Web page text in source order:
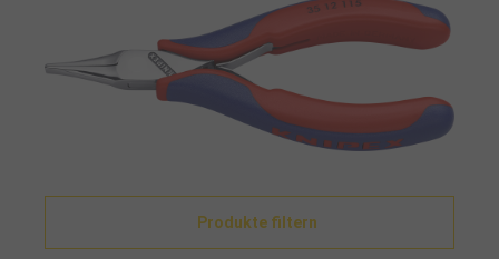
Produkte filtern